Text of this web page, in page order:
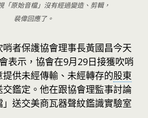
「原始音檔」沒有經過變造、剪輯，
裴偉回應了。
者保護協會理事長黃國昌今天
表示，協會在9月29日接獲吹哨
供未經傳輸、未經轉存的股東
鑑定。他在跟協會理監事討論
送交美商瓦器聲紋鑑識實驗室